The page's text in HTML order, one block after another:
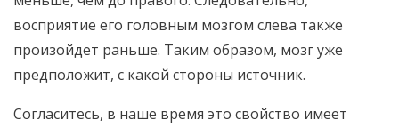
восприятие его головным мозгом слева также
произойдет раньше. Таким образом, мозг уже
предположит, с какой стороны источник.
Согласитесь, в наше время это свойство имеет